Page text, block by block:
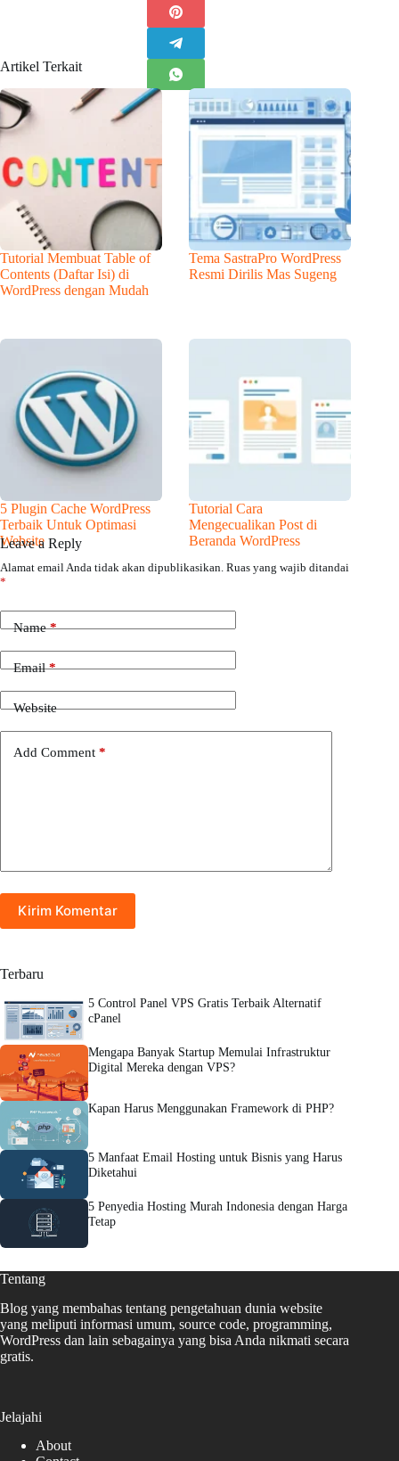
Artikel Terkait
Tutorial Membuat Table of
Contents (Daftar Isi) di
WordPress dengan Mudah
Tema SastraPro WordPress
Resmi Dirilis Mas Sugeng
5 Plugin Cache WordPress
Terbaik Untuk Optimasi
Website
Tutorial Cara
Mengecualikan Post di
Beranda WordPress
Leave a Reply
Alamat email Anda tidak akan dipublikasikan. Ruas yang wajib ditandai
*
Name*
Email*
Website
Add Comment *
Kirim Komentar
Terbaru
5 Control Panel VPS Gratis Terbaik Alternatif
cPanel
Mengapa Banyak Startup Memulai Infrastruktur
Digital Mereka dengan VPS?
Kapan Harus Menggunakan Framework di PHP?
5 Manfaat Email Hosting untuk Bisnis yang Harus
Diketahui
5 Penyedia Hosting Murah Indonesia dengan Harga
Tetap
Tentang
Blog yang membahas tentang pengetahuan dunia website
yang meliputi informasi umum, source code, programming,
WordPress dan lain sebagainya yang bisa Anda nikmati secara
gratis.
Jelajahi
About